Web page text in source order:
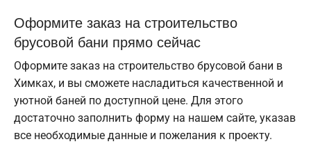
Оформите заказ на строительство
брусовой бани прямо сейчас
Оформите заказ на строительство брусовой бани в
Химках, и вы сможете насладиться качественной и
уютной баней по доступной цене. Для этого
достаточно заполнить форму на нашем сайте, указав
все необходимые данные и пожелания к проекту.